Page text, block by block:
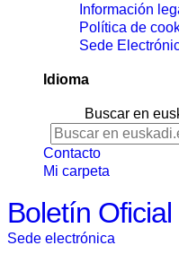
Información
Política de
Sede
Idioma
Buscar en
Contacto
Mi carpeta
Boletín
Sede electrónica